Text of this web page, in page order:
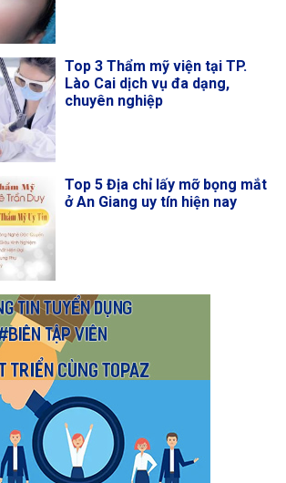
Top 3 Thẩm mỹ viện tại TP.
Lào Cai dịch vụ đa dạng,
chuyên nghiệp
Top 5 Địa chỉ lấy mỡ bọng mắt
ở An Giang uy tín hiện nay